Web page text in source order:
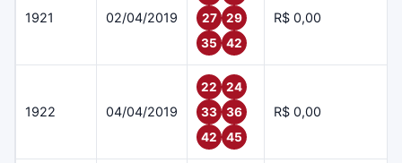
1921 02/04/2019
27
29
35
42
R$ 0,00
1922 04/04/2019
22
24
33
36
42
45
R$ 0,00